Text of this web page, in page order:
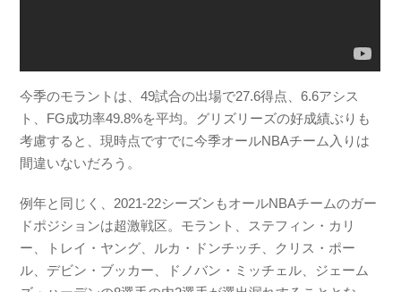
今季のモラントは、49試合の出場で27.6得点、6.6アシス
ト、FG成功率49.8%を平均。グリズリーズの好成績ぶりも
考慮すると、現時点ですでに今季オールNBAチーム入りは
間違いないだろう。
例年と同じく、2021-22シーズンもオールNBAチームのガー
ドポジションは超激戦区。モラント、ステフィン・カリ
ー、トレイ・ヤング、ルカ・ドンチッチ、クリス・ポー
ル、デビン・ブッカー、ドノバン・ミッチェル、ジェーム